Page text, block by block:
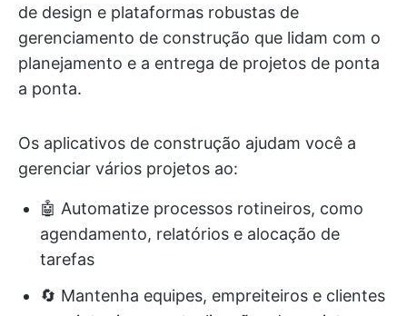
de design e plataformas robustas de
gerenciamento de construção que lidam com o
planejamento e a entrega de projetos de ponta
a ponta.
Os aplicativos de construção ajudam você a
gerenciar vários projetos ao:
🤖 Automatize processos rotineiros, como
agendamento, relatórios e alocação de
tarefas
🔄 Mantenha equipes, empreiteiros e clientes